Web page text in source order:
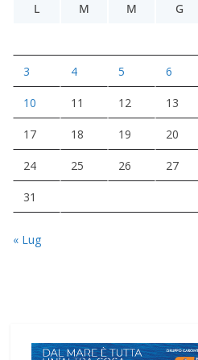
L
M M G
3 4 5 6
10 11 12 13
17 18 19 20
24 25 26 27
31
« Lug